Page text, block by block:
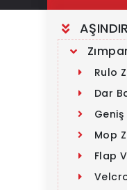
Rulo
Dar
Mop
Flap